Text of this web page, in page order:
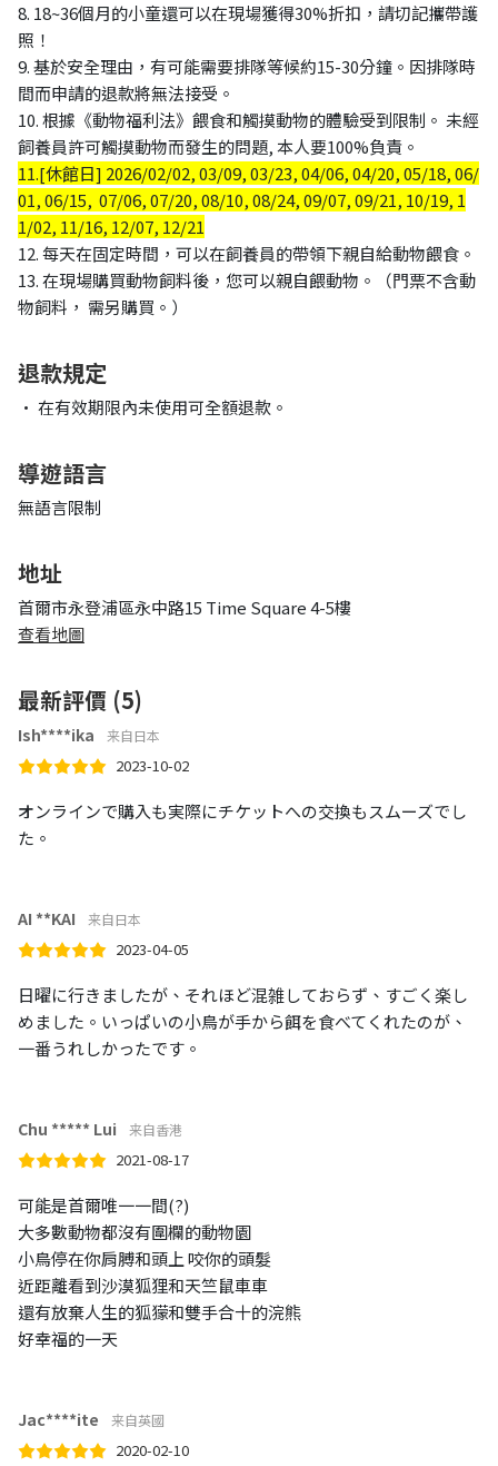
8. 18~36個月的小童還可以在現場獲得30%折扣，請切記攜帶護
照！
9. 基於安全理由，有可能需要排隊等候約15-30分鐘。因排隊時
間而申請的退款將無法接受。
10. 根據《動物福利法》餵食和觸摸動物的體驗受到限制。 未經
飼養員許可觸摸動物而發生的問題, 本人要100%負責。
11.[休館日] 2026/02/02, 03/09, 03/23, 04/06, 04/20, 05/18, 06/
01, 06/15, 07/06, 07/20, 08/10, 08/24, 09/07, 09/21, 10/19, 1
1/02, 11/16, 12/07, 12/21
12. 每天在固定時間，可以在飼養員的帶領下親自給動物餵食。
13. 在現場購買動物飼料後，您可以親自餵動物。（門票不含動
物飼料， 需另購買。）
退款規定
• 在有效期限內未使用可全額退款。
導遊語言
無語言限制
地址
首爾市永登浦區永中路15 Time Square 4-5樓
查看地圖
最新評價 (5)
Ish****ika 来自日本
2023-10-02
オンラインで購入も実際にチケットへの交換もスムーズでし
た。
AI **KAI 来自日本
2023-04-05
日曜に行きましたが、それほど混雑しておらず、すごく楽し
めました。いっぱいの小鳥が手から餌を食べてくれたのが、
一番うれしかったです。
Chu ***** Lui 来自香港
2021-08-17
可能是首爾唯一一間(?)
大多數動物都沒有圍欄的動物園
小鳥停在你肩膊和頭上 咬你的頭髮
近距離看到沙漠狐狸和天竺鼠車車
還有放棄人生的狐獴和雙手合十的浣熊
好幸福的一天
Jac****ite 来自英國
2020-02-10